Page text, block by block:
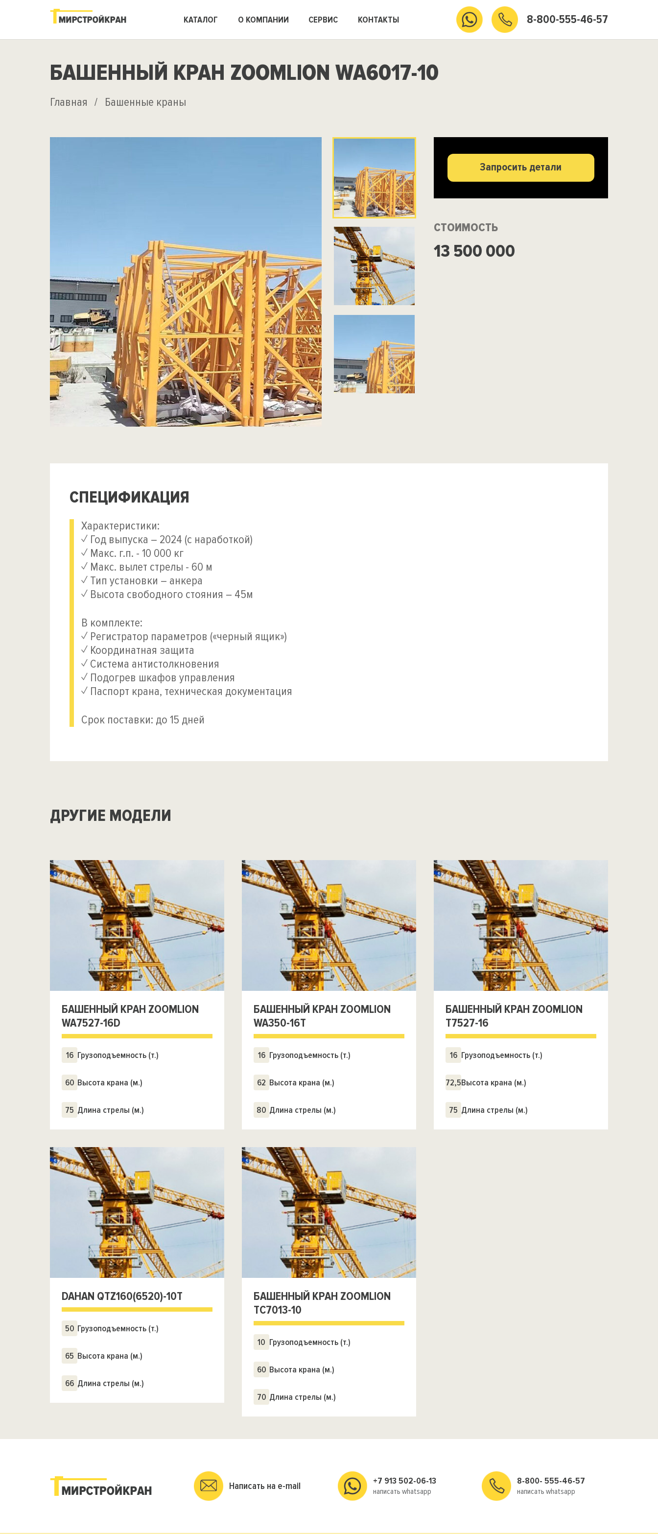
КАТАЛОГ О КОМПАНИИ СЕРВИС КОНТАКТЫ 8-800-555-46-57
БАШЕННЫЙ КРАН ZOOMLION WA6017-10
Главная / Башенные краны
Запросить детали
СТОИМОСТЬ
13 500 000
СПЕЦИФИКАЦИЯ
Характеристики:
✓ Год выпуска – 2024 (с наработкой)
✓ Макс. г.п. - 10 000 кг
✓ Макс. вылет стрелы - 60 м
✓ Тип установки – анкера
✓ Высота свободного стояния – 45м
В комплекте:
✓ Регистратор параметров («черный ящик»)
✓ Координатная защита
✓ Система антистолкновения
✓ Подогрев шкафов управления
✓ Паспорт крана, техническая документация
Срок поставки: до 15 дней
ДРУГИЕ МОДЕЛИ
БАШЕННЫЙ КРАН ZOOMLION
WA7527-16D
16 Грузоподъемность (т.)
60 Высота крана (м.)
75 Длина стрелы (м.)
БАШЕННЫЙ КРАН ZOOMLION
WA350-16T
16 Грузоподъемность (т.)
62 Высота крана (м.)
80 Длина стрелы (м.)
БАШЕННЫЙ КРАН ZOOMLION
Т7527-16
16 Грузоподъемность (т.)
72,5Высота крана (м.)
75 Длина стрелы (м.)
DAHAN QTZ160(6520)-10T
50 Грузоподъемность (т.)
65 Высота крана (м.)
66 Длина стрелы (м.)
БАШЕННЫЙ КРАН ZOOMLION
TC7013-10
10 Грузоподъемность (т.)
60 Высота крана (м.)
70 Длина стрелы (м.)
Написать на e-mail +7 913 502-06-13
написать whatsapp
8-800- 555-46-57
написать whatsapp